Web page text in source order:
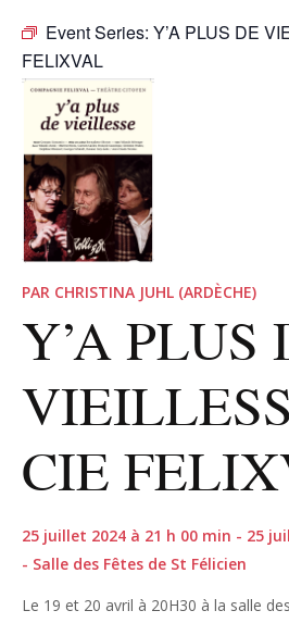
Event Series: Y’A PLUS DE
FELIXVAL
PAR CHRISTINA JUHL (ARDÈCHE)
Y’A PLUS
CIE
25 juillet 2024 à 21 h 00 min - 25
- Salle des Fêtes de St Félicien
Le 19 et 20 avril à 20H30 à la salle